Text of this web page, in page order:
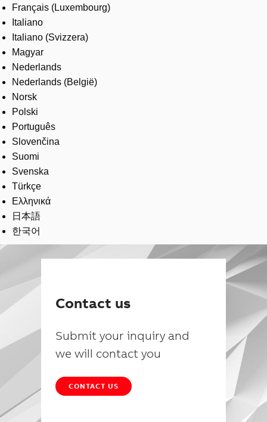
Français (Luxembourg)
Italiano
Italiano (Svizzera)
Magyar
Nederlands
Nederlands (België)
Norsk
Polski
Português
Slovenčina
Suomi
Svenska
Türkçe
Ελληνικά
日本語
한국어
Contact us
Submit your inquiry and
we will contact you
CONTACT US